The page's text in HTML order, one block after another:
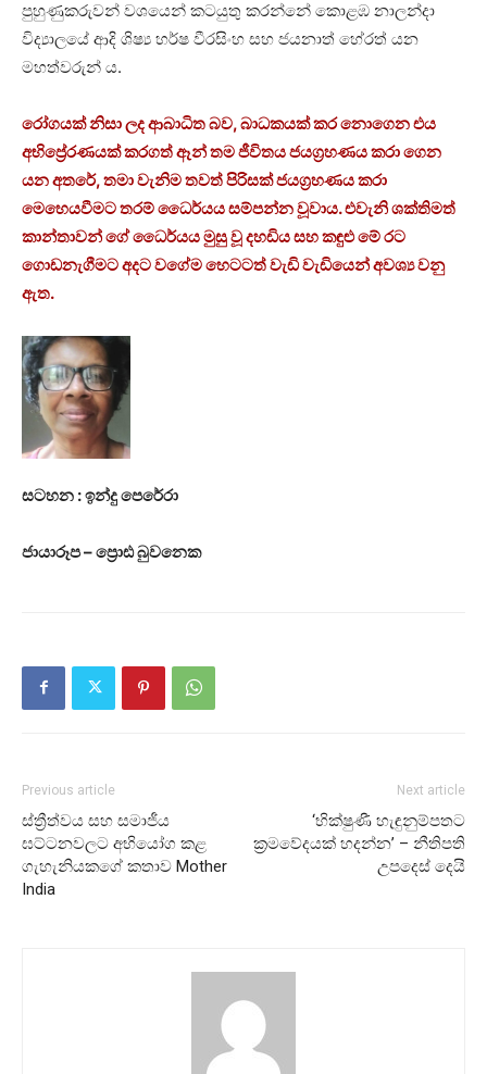
පුහුණුකරුවන් වශයෙන් කටයුතු කරන්නේ කොළඹ නාලන්දා
විද්‍යාලයේ ආදි ශිෂ්‍ය හර්ෂ වීරසිංහ සහ ජයනාත් හේරත් යන
මහත්වරුන් ය.
රෝගයක් නිසා ලද ආබාධිත බව, බාධකයක් කර නොගෙන එය
අභිප්‍රේරණයක් කරගත් ඈන් තම ජීවිතය ජයග්‍රහණය කරා ගෙන
යන අතරේ, තමා වැනිම තවත් පිරිසක් ජයග්‍රහණය කරා
මෙහෙයවීමට තරම් ධෛර්යය සම්පන්න වූවාය. එවැනි ශක්තිමත්
කාන්තාවන් ගේ ධෛර්යය මුසු වූ දහඩිය සහ කඳුළු මේ රට
ගොඩනැගීමට අදට වගේම හෙටටත් වැඩි වැඩියෙන් අවශ්‍ය වනු
ඇත.
සටහන : ඉන්දු පෙරේරා
ජායාරූප – ප්‍රොඪ බුවනෙක
Previous article
ස්ත්‍රීත්වය සහ සමාජීය
ඝට්ටනවලට අභියෝග කළ
ගැහැනියකගේ කතාව Mother
India
Next article
‘භික්ෂුණී හැඳුනුම්පතට
ක්‍රමවේදයක් හදන්න’ – නීතිපති
උපදෙස් දෙයි